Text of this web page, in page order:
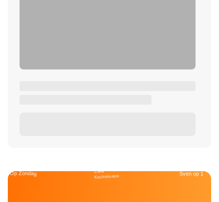
Op Zondag Café
Kockelmann Sven op 1